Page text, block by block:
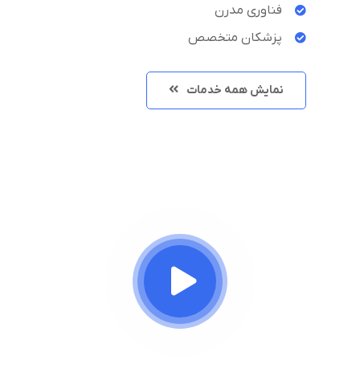
فناوری مدرن
پزشکان متخصص
نمایش همه خدمات